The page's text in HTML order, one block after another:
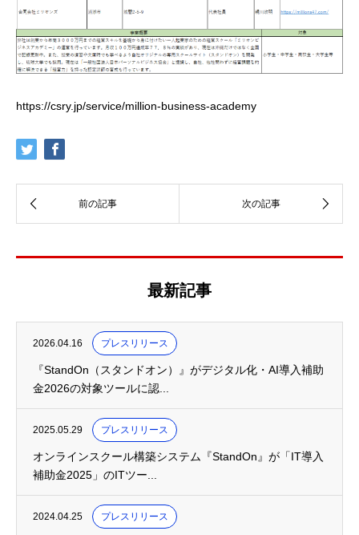
https://csry.jp/service/million-business-academy
最新記事
2026.04.16 プレスリリース
『StandOn（スタンドオン）』がデジタル化・AI導入補助
金2026の対象ツールに認...
2025.05.29 プレスリリース
オンラインスクール構築システム『StandOn』が「IT導入
補助金2025」のITツー...
2024.04.25 プレスリリース